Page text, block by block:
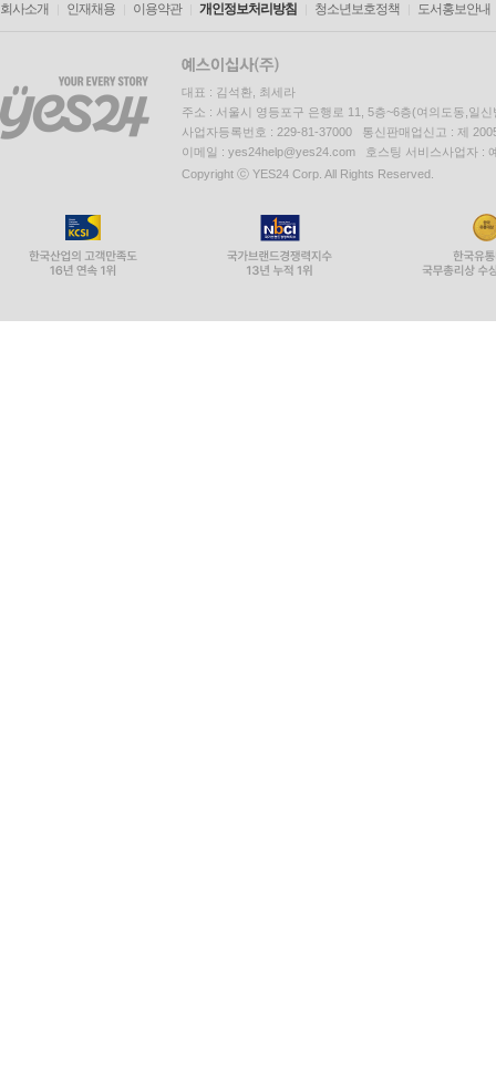
회사소개 인재채용 이용약관 개인정보처리방침 청소년보호정책 도서홍보안내
대표 : 김석환, 최세라
주소 : 서울시 영등포구 은행로 11, 5층~6층(여의도동,일신
사업자등록번호 : 229-81-37000 통신판매업신고 : 제
이메일 : yes24help@yes24.com 호스팅 서비스사업자 :
Copyright ⓒ YES24 Corp. All Rights Reserved.